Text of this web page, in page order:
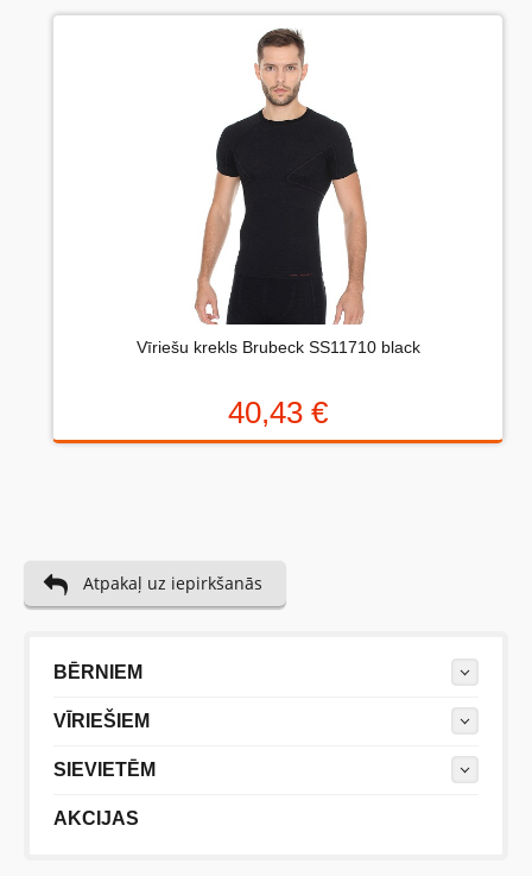
Uzrakstiet atsauksmi....(min. 10, max. 2000 simboli)
Vispirms: Novērtējiet preci. Lūdzu izvēlieties vērtējumu
Uzrakstītu simbolu skaits:
Vīriešu krekls Brubeck SS11710 black
40,43 €
Atpakaļ uz iepirkšanās
BĒRNIEM
VĪRIEŠIEM
SIEVIETĒM
AKCIJAS